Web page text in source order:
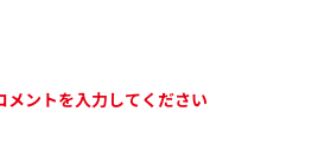
メントを入力してください